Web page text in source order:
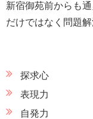
新宿御苑前からも
だけではなく問題
探求心
表現力
自発力